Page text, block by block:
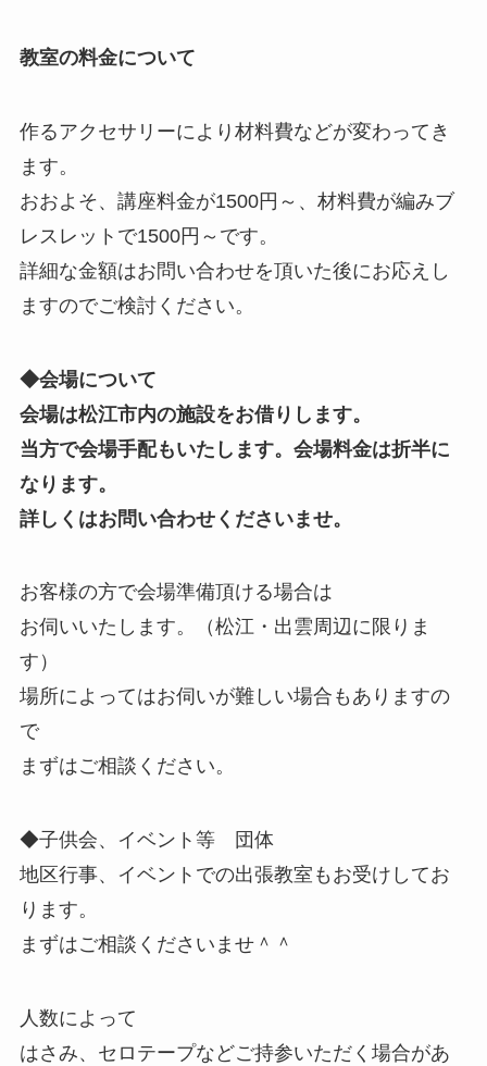
教室の料金について
作るアクセサリーにより材料費などが変わってき
ます。
おおよそ、講座料金が1500円～、材料費が編みブ
レスレットで1500円～です。
詳細な金額はお問い合わせを頂いた後にお応えし
ますのでご検討ください。
◆会場について
会場は松江市内の施設をお借りします。
当方で会場手配もいたします。会場料金は折半に
なります。
詳しくはお問い合わせくださいませ。
お客様の方で会場準備頂ける場合は
お伺いいたします。（松江・出雲周辺に限りま
す）
場所によってはお伺いが難しい場合もありますの
で
まずはご相談ください。
◆子供会、イベント等 団体
地区行事、イベントでの出張教室もお受けしてお
ります。
まずはご相談くださいませ＾＾
人数によって
はさみ、セロテープなどご持参いただく場合があ